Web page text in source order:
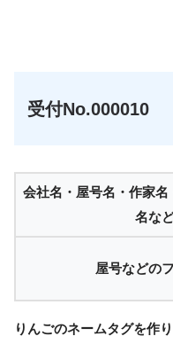
受付No.000010
会社名・屋号名・作家
名な
屋号などの
りんごのネームタグを作り